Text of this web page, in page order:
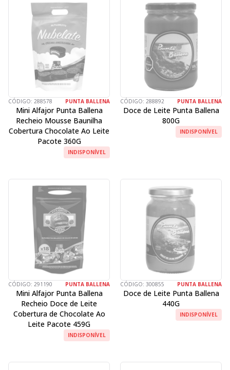
CÓDIGO: 288578 PUNTA BALLENA
Mini Alfajor Punta Ballena
Recheio Mousse Baunilha
Cobertura Chocolate Ao Leite
Pacote 360G
INDISPONÍVEL
CÓDIGO: 288892 PUNTA BALLENA
Doce de Leite Punta Ballena
800G
INDISPONÍVEL
CÓDIGO: 291190 PUNTA BALLENA
Mini Alfajor Punta Ballena
Recheio Doce de Leite
Cobertura de Chocolate Ao
Leite Pacote 459G
INDISPONÍVEL
CÓDIGO: 300855 PUNTA BALLENA
Doce de Leite Punta Ballena
440G
INDISPONÍVEL